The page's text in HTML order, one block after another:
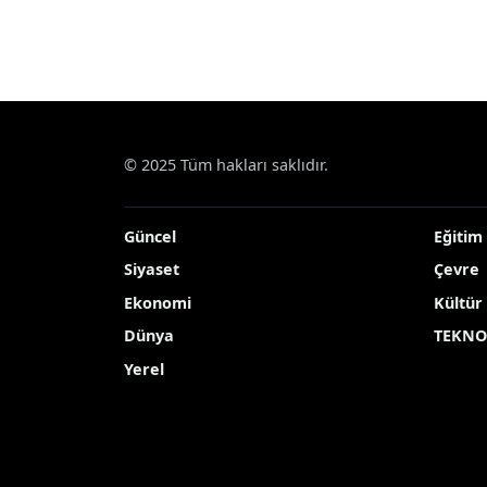
© 2025 Tüm hakları saklıdır.
Güncel
Siyaset
Ekonomi
Dünya
Yerel
Eğitim
Çevre
Kültür